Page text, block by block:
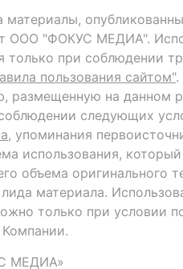
материалы,
ООО "ФОКУС МЕДИА".
только при соблюдении
пользования сайтом".
размещенную на данном
следующих
, упоминания
использования,
объема оригинального
лида материала.
только при условии
МЕДИА»